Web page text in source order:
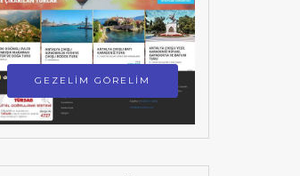
GEZELİM GÖRELİM